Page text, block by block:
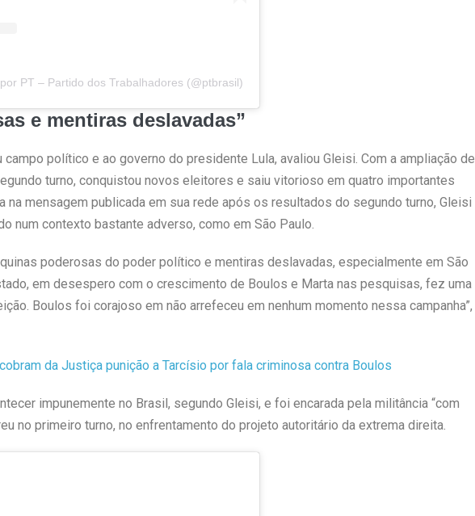
PT – Partido dos Trabalhadores (@ptbrasil)
e mentiras deslavadas”
político e ao governo do presidente Lula, avaliou Gleisi. Com a ampliação de
turno, conquistou novos eleitores e saiu vitorioso em quatro importantes
na mensagem publicada em sua rede após os resultados do segundo turno, Gleisi
num contexto bastante adverso, como em São Paulo.
poderosas do poder político e mentiras deslavadas, especialmente em São
em desespero com o crescimento de Boulos e Marta nas pesquisas, fez uma
Boulos foi corajoso em não arrefeceu em nenhum momento nessa campanha”,
da Justiça punição a Tarcísio por fala criminosa contra Boulos
impunemente no Brasil, segundo Gleisi, e foi encarada pela militância “com
no primeiro turno, no enfrentamento do projeto autoritário da extrema direita.